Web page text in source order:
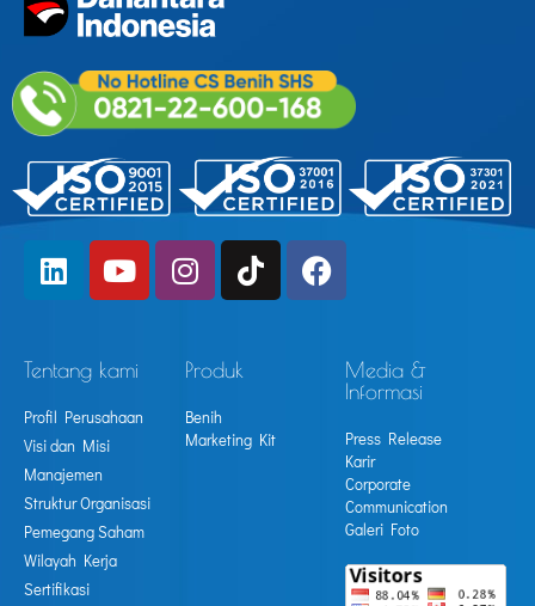
Tentang kami
Profil Perusahaan
Visi dan Misi
Manajemen
Struktur Organisasi
Pemegang Saham
Wilayah Kerja
Sertifikasi
Produk
Benih
Marketing Kit
Media &
Informasi
Press Release
Karir
Corporate
Communication
Galeri Foto